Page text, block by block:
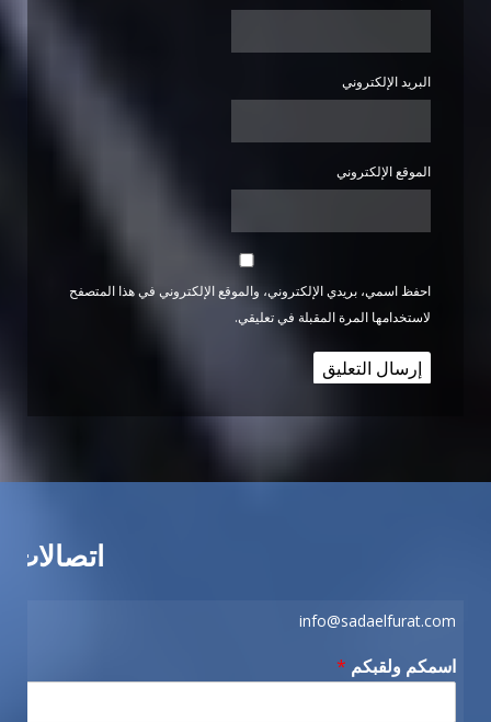
البريد الإلكتروني
الموقع الإلكتروني
احفظ اسمي، بريدي الإلكتروني، والموقع الإلكتروني في هذا المتصفح
لاستخدامها المرة المقبلة في تعليقي.
اتصالات
info@sadaelfurat.com
اسمكم ولقبكم *